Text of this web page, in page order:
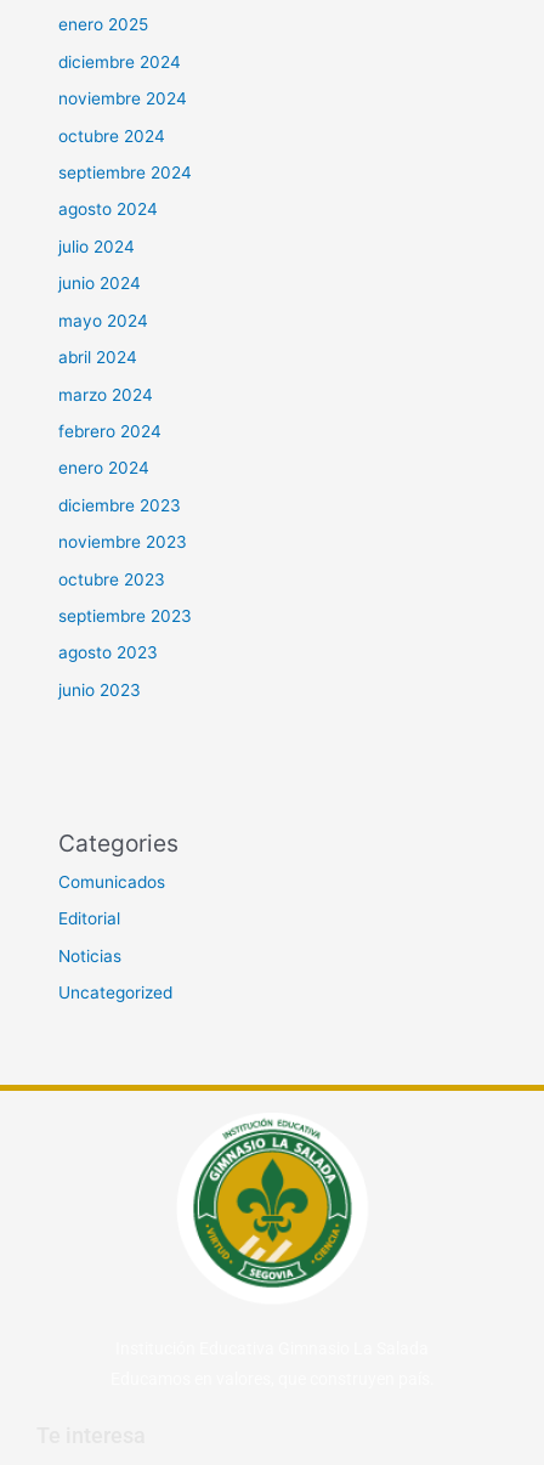
enero 2025
diciembre 2024
noviembre 2024
octubre 2024
septiembre 2024
agosto 2024
julio 2024
junio 2024
mayo 2024
abril 2024
marzo 2024
febrero 2024
enero 2024
diciembre 2023
noviembre 2023
octubre 2023
septiembre 2023
agosto 2023
junio 2023
Categories
Comunicados
Editorial
Noticias
Uncategorized